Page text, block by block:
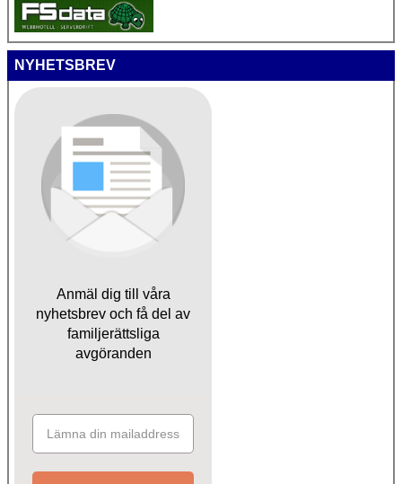
NYHETSBREV
Anmäl dig till våra
nyhetsbrev och få del av
familjerättsliga
avgöranden